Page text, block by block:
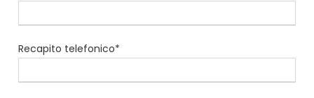
Recapito telefonico*